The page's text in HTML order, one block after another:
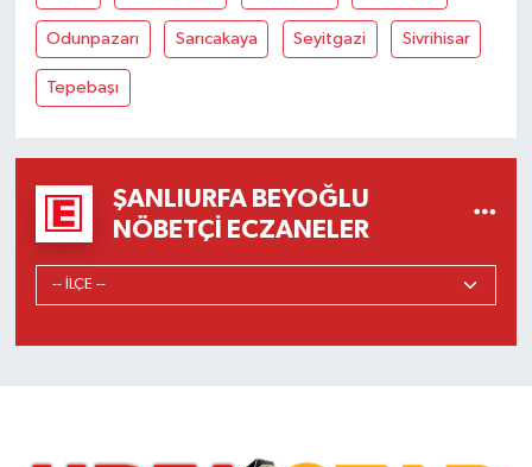
Odunpazarı Sarıcakaya Seyitgazi Sivrihisar
Tepebaşı
ŞANLIURFA BEYOĞLU
NÖBETÇI ECZANELER